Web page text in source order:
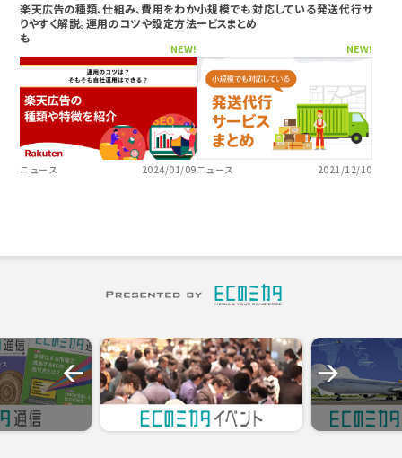
楽天広告の種類、仕組み、費用をわか
りやすく解説。運用のコツや設定方法
も
NEW!
ニュース 2024/01/09
小規模でも対応している発送代行サ
ービスまとめ
NEW!
ニュース 2021/12/10